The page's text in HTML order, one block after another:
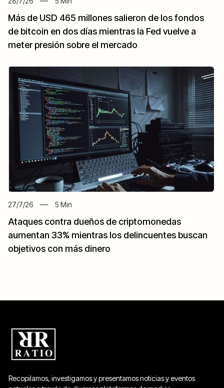
Más de USD 465 millones salieron de los fondos
de bitcoin en dos días mientras la Fed vuelve a
meter presión sobre el mercado
27/7/26 5 Min
Ataques contra dueños de criptomonedas
aumentan 33% mientras los delincuentes buscan
objetivos con más dinero
Recopilamos, investigamos y presentamos noticias y eventos